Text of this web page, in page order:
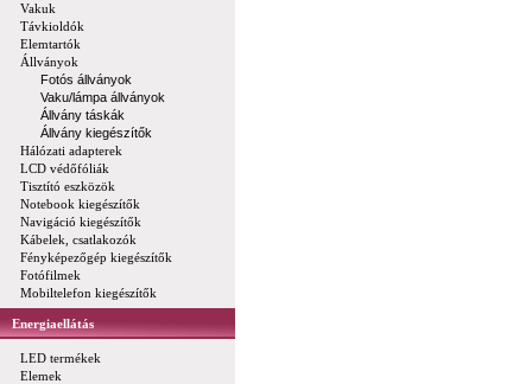
Vakuk
Távkioldók
Elemtartók
Állványok
Fotós állványok
Vaku/lámpa állványok
Állvány táskák
Állvány kiegészítők
Hálózati adapterek
LCD védőfóliák
Tisztító eszközök
Notebook kiegészítők
Navigáció kiegészítők
Kábelek, csatlakozók
Fényképezőgép kiegészítők
Fotófilmek
Mobiltelefon kiegészítők
Energiaellátás
LED termékek
Elemek